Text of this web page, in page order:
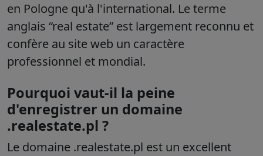
en Pologne qu'à l'international. Le terme
anglais “real estate” est largement reconnu et
confère au site web un caractère
professionnel et mondial.
Pourquoi vaut-il la peine
d'enregistrer un domaine
.realestate.pl ?
Le domaine .realestate.pl est un excellent